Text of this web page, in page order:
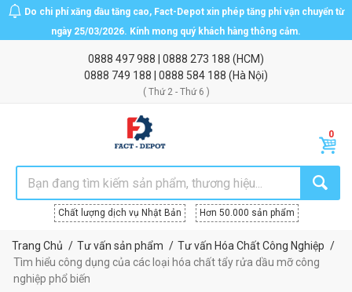
Do chi phí xăng dầu tăng cao, Fact-Depot xin phép tăng phí vận chuyển từ
ngày 25/03/2026. Kính mong quý khách hàng thông cảm.
0888 497 988 0888 273 188 (HCM)
0888 749 188
0888 584 188 (Hà Nội)
( Thứ 2 - Thứ 6 )
Chất lượng dịch vụ Nhật Bản Hơn 50.000 sản phẩm
Trang Chủ Tư vấn sản phẩm
Tư vấn Hóa Chất Công Nghiệp
Tìm hiểu công dụng của các loại hóa chất tẩy rửa dầu mỡ công
nghiệp phổ biến